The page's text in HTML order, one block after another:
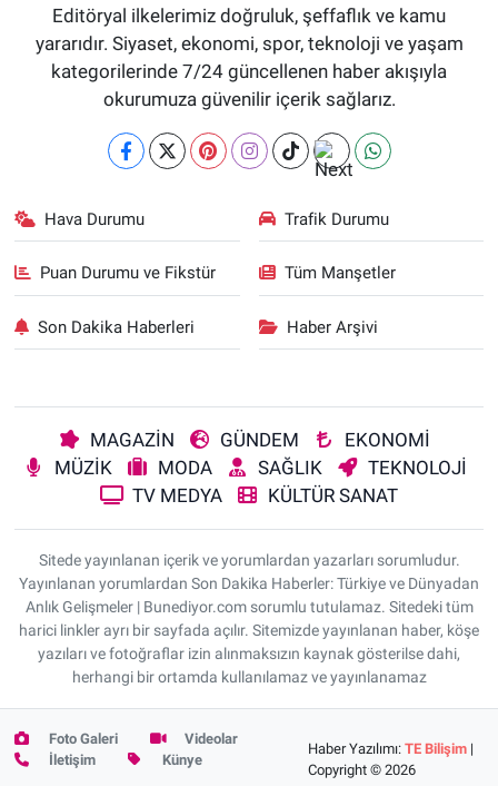
Editöryal ilkelerimiz doğruluk, şeffaflık ve kamu
yararıdır. Siyaset, ekonomi, spor, teknoloji ve yaşam
kategorilerinde 7/24 güncellenen haber akışıyla
okurumuza güvenilir içerik sağlarız.
Hava Durumu Trafik Durumu
Puan Durumu ve Fikstür Tüm Manşetler
Son Dakika Haberleri Haber Arşivi
MAGAZİN GÜNDEM
EKONOMİ
MÜZİK
MODA SAĞLIK
TEKNOLOJİ
TV MEDYA
KÜLTÜR SANAT
Sitede yayınlanan içerik ve yorumlardan yazarları sorumludur.
Yayınlanan yorumlardan Son Dakika Haberler: Türkiye ve Dünyadan
Anlık Gelişmeler | Bunediyor.com sorumlu tutulamaz. Sitedeki tüm
harici linkler ayrı bir sayfada açılır. Sitemizde yayınlanan haber, köşe
yazıları ve fotoğraflar izin alınmaksızın kaynak gösterilse dahi,
herhangi bir ortamda kullanılamaz ve yayınlanamaz
Foto Galeri
Videolar
İletişim
Künye
Haber Yazılımı:TE Bilişim |
Copyright © 2026